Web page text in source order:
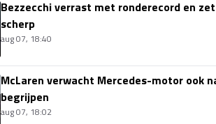
Bezzecchi verrast met ronderecord en
scherp
aug 07, 18:40
McLaren verwacht Mercedes-motor ook
begrijpen
aug 07, 18:02